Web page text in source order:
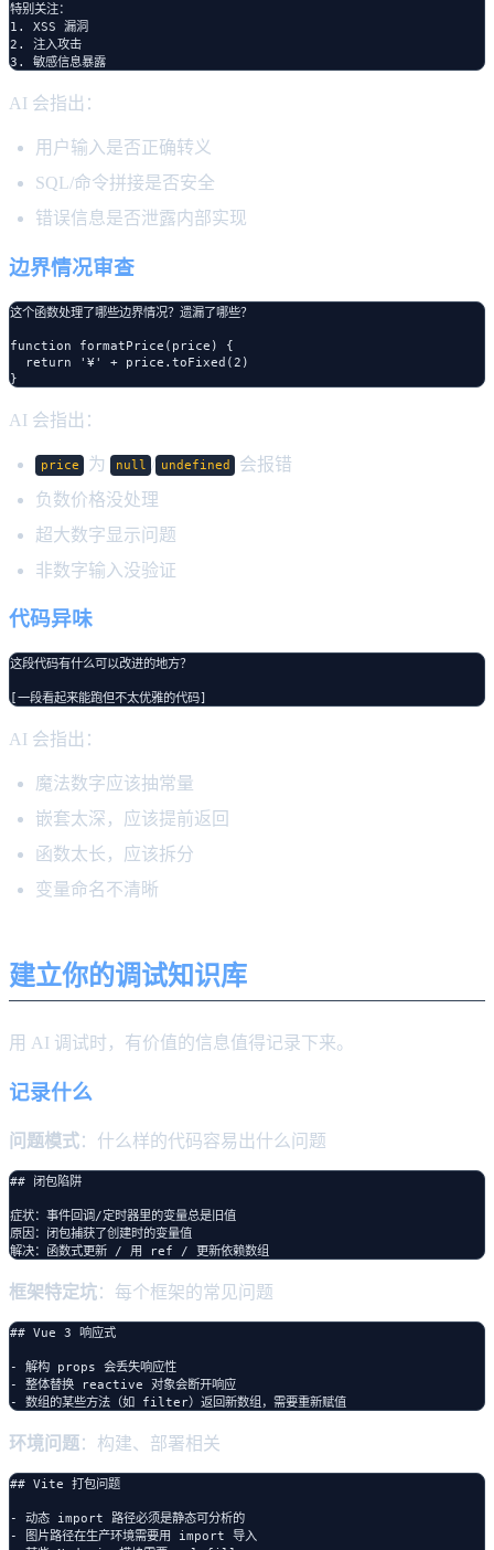
特别关注：
1. XSS 漏洞
2. 注入攻击
AI 会指出：
用户输入是否正确转义
SQL/命令拼接是否安全
错误信息是否泄露内部实现
边界情况审查
这个函数处理了哪些边界情况？遗漏了哪些？
function formatPrice(price) {
  return '¥' + price.toFixed(2)
AI 会指出：
price 为 null / undefined
会报错
负数价格没处理
超大数字显示问题
非数字输入没验证
代码异味
这段代码有什么可以改进的地方？
AI 会指出：
魔法数字应该抽常量
嵌套太深，应该提前返回
函数太长，应该拆分
变量命名不清晰
建立你的调试知识库
用 AI 调试时，有价值的信息值得记录下来。
记录什么
问题模式：什么样的代码容易出什么问题
## 闭包陷阱
症状：事件回调/定时器里的变量总是旧值
原因：闭包捕获了创建时的变量值
框架特定坑：每个框架的常见问题
## Vue 3 响应式
- 解构 props 会丢失响应性
- 整体替换 reactive 对象会断开响应
环境问题：构建、部署相关
## Vite 打包问题
- 动态 import 路径必须是静态可分析的
- 图片路径在生产环境需要用 import 导入